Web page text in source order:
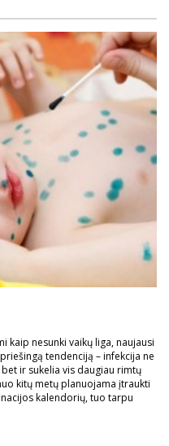
kaip nesunki vaikų liga, naujausi
tendenciją – infekcija ne
ir sukelia vis daugiau rimtų
kitų metų planuojama įtraukti
kalendorių, tuo tarpu